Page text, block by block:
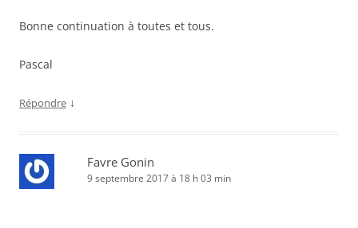
Bonne continuation à toutes et tous.
Pascal
Répondre ↓
Favre Gonin
9 septembre 2017 à 18 h 03 min